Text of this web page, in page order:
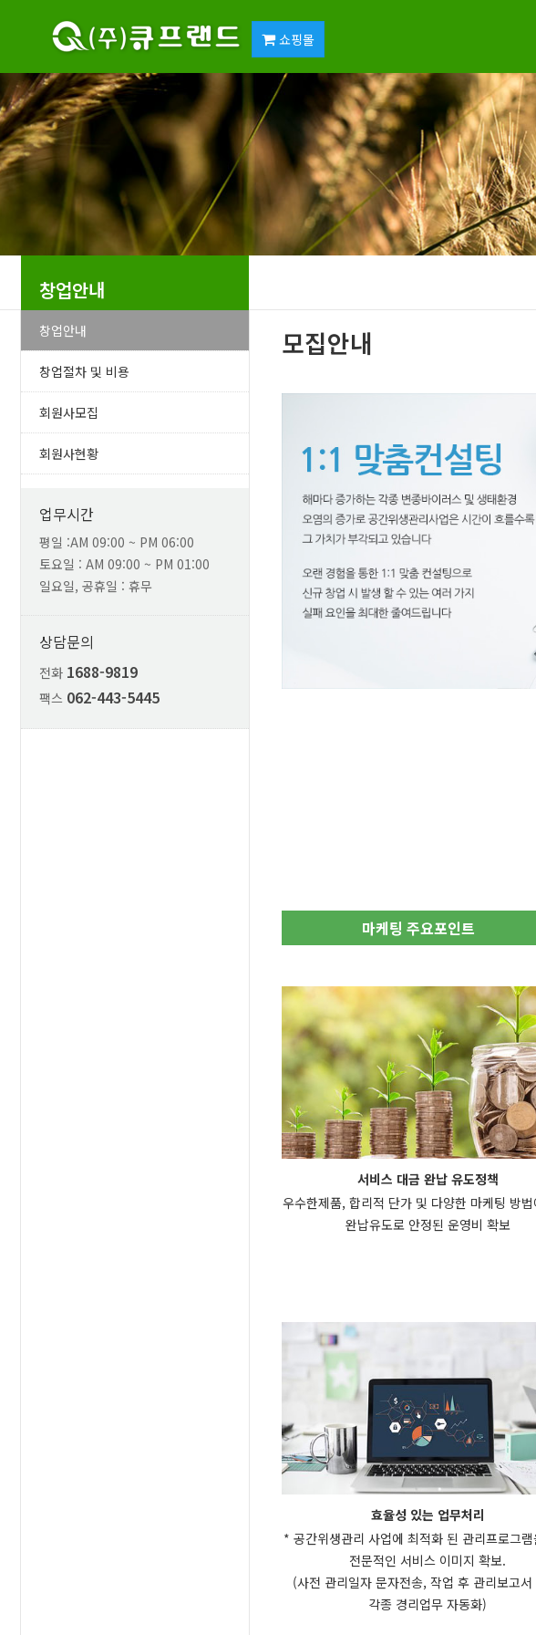
쇼핑몰
창업안내
창업안내
창업절차 및 비용
회원사모집
회원사현황
업무시간
평일 :AM 09:00 ~ PM 06:00
토요일 : AM 09:00 ~ PM 01:00
일요일, 공휴일 : 휴무
상담문의
전화 1688-9819
팩스 062-443-5445
모집안내
마케팅 주요포인트
서비스 대금 완납 유도정책
우수한제품, 합리적 단가 및 다양한 마케팅 방
완납유도로 안정된 운영비 확보
효율성 있는 업무처리
* 공간위생관리 사업에 최적화 된 관리프로그
전문적인 서비스 이미지 확보.
(사전 관리일자 문자전송, 작업 후 관리보고서
각종 경리업무 자동화)